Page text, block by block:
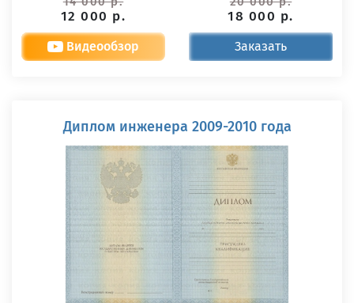
12 000 р. 18 000 р.
Видеообзор Заказать
Диплом инженера 2009-2010 года